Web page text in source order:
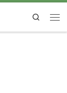
Search